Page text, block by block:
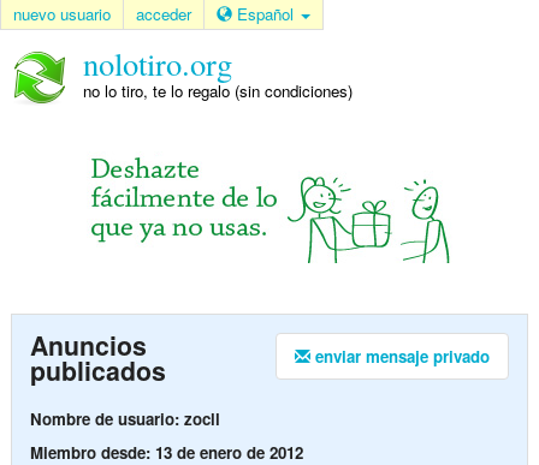
nuevo usuario acceder Español
nolotiro.org
no lo tiro, te lo regalo (sin condiciones)
enviar mensaje privado
Anuncios
publicados
Nombre de usuario: zocll
Miembro desde: 13 de enero de 2012